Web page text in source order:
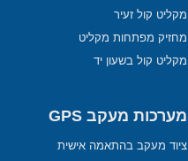
מקליט קול זעיר
מחזיק מפתחות מקליט
מקליט קול בשעון יד
מערכות מעקב GPS
ציוד מעקב בהתאמה אישית